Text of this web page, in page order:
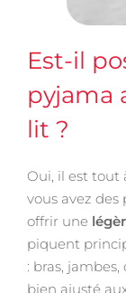
Est-il
pyjama
lit ?
Oui, il est tout
vous avez
offrir une
piquent
: bras,
bien ajusté